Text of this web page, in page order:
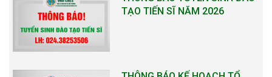
NĂM HỌC 2025-2026